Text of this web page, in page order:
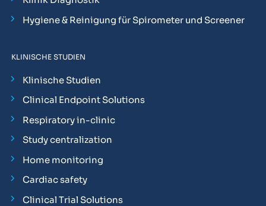
Hygiene & Reinigung für Spirometer und Screener
KLINISCHE STUDIEN
Klinische Studien
Clinical Endpoint Solutions
Respiratory in-clinic
Study centralization
Home monitoring
Cardiac safety
Clinical Trial Solutions